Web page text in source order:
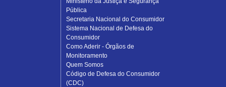
Pública
Secretaria Nacional do Consumidor
Sistema Nacional de Defesa do
Consumidor
Como Aderir - Órgãos de
Monitoramento
Quem Somos
Código de Defesa do Consumidor
(CDC)